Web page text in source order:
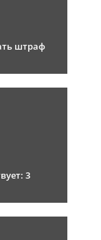
штраф
3